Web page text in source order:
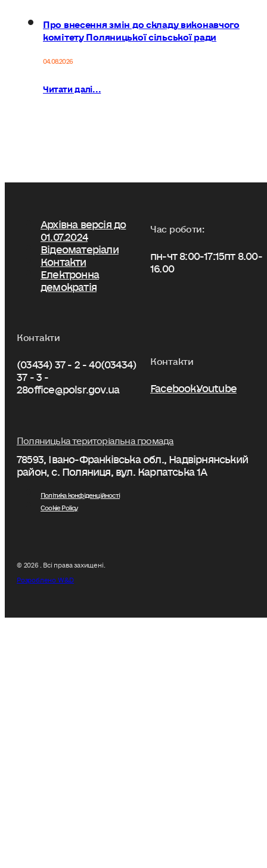
Про внесення змін до складу виконавчого
комітету Поляницької сільської ради
04.08.2026
Читати далі...
Архівна версія до
01.07.2024
Відеоматеріали
Контакти
Електронна
демократія
Час роботи:
пн-чт 8:00-17:15пт 8.00-
16.00
Контакти
(03434) 37 - 2 - 40(03434)
37 - 3 -
28office@polsr.gov.ua
Контакти
FacebookYoutube
Поляницька територіальна громада
78593, Івано-Франківська обл., Надвірнянський
район, с. Поляниця, вул. Карпатська 1А
Політика конфіденційності
Cookie Policy
© 2026 . Всі права захищені.
Розроблено W&D